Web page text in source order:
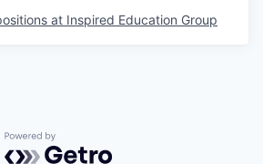
at Inspired Education Group
Powered by Getro.com